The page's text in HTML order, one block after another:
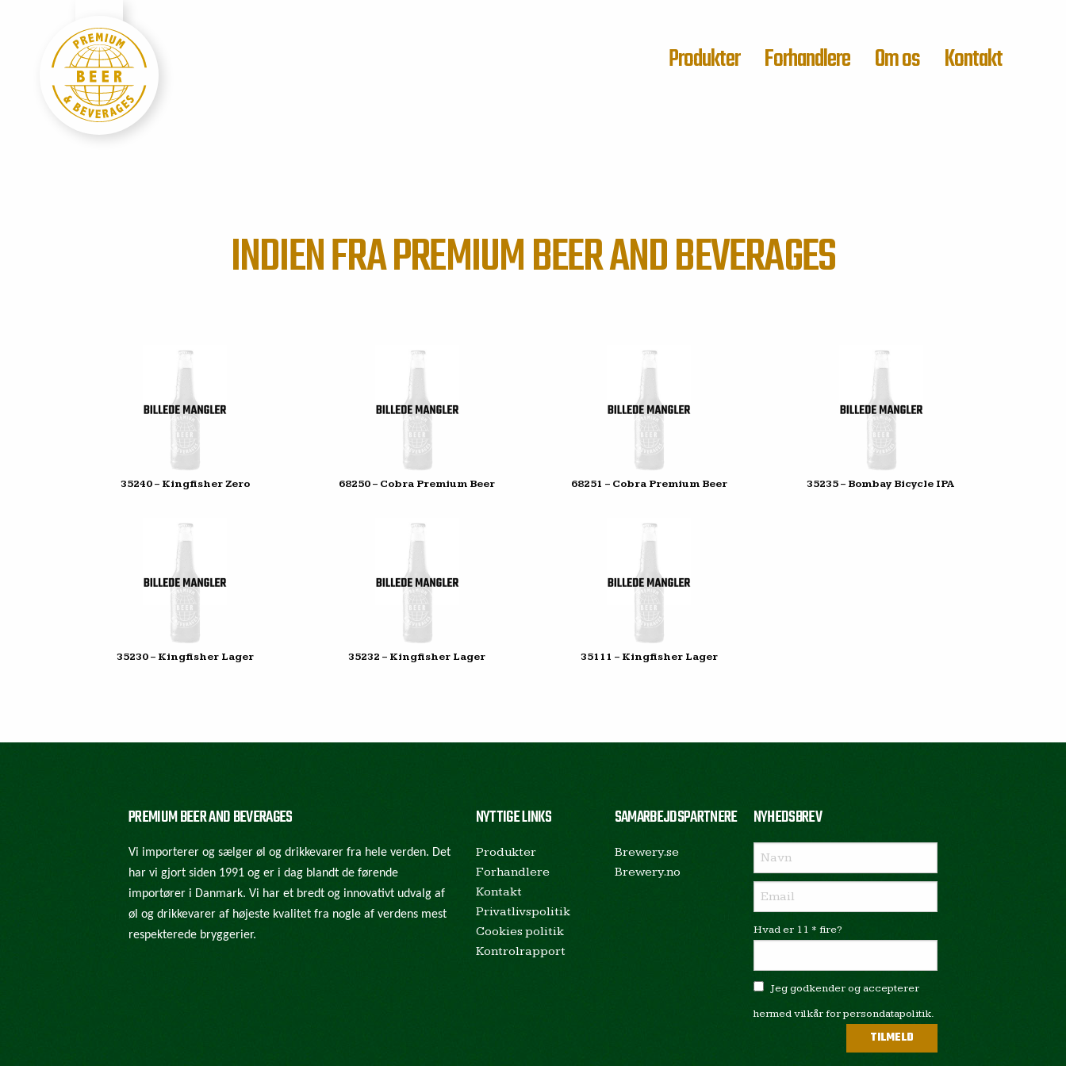
Produkter Forhandlere Om os Kontakt
INDIEN FRA PREMIUM BEER AND BEVERAGES
35240 – Kingfisher Zero 68250 – Cobra Premium Beer 68251 – Cobra Premium Beer 35235 – Bombay Bicycle IPA
35230 – Kingfisher Lager 35232 – Kingfisher Lager 35111 – Kingfisher Lager
PREMIUM BEER AND BEVERAGES
Vi importerer og sælger øl og drikkevarer fra hele verden. Det
har vi gjort siden 1991 og er i dag blandt de førende
importører i Danmark. Vi har et bredt og innovativt udvalg af
øl og drikkevarer af højeste kvalitet fra nogle af verdens mest
respekterede bryggerier.
NYTTIGE LINKS
Produkter
Forhandlere
Kontakt
Privatlivspolitik
Cookies politik
Kontrolrapport
SAMARBEJDSPARTNERE
Brewery.se
Brewery.no
NYHEDSBREV
Hvad er 11 * fire?
Jeg godkender og accepterer
hermed vilkår for persondatapolitik.